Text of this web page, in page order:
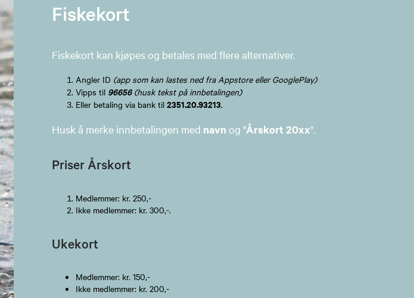
Fiskekort
Fiskekort kan kjøpes og betales med flere alternativer.
Angler ID (app som kan lastes ned fra Appstore eller GooglePlay)
Vipps til 96656(husk tekst på innbetalingen)
Eller betaling via bank til 2351.20.93213.
Husk å merke innbetalingen med navn og "Årskort 20xx".
Priser Årskort
Medlemmer: kr. 250,-
Ikke medlemmer: kr. 300,-.
Ukekort
Medlemmer: kr. 150,-
Ikke medlemmer: kr. 200,-